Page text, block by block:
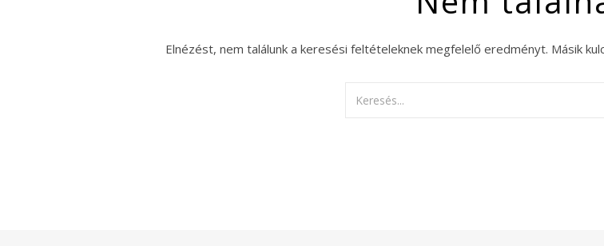
Elnézést, nem találunk a keresési feltételeknek megfelelő eredményt. Másik